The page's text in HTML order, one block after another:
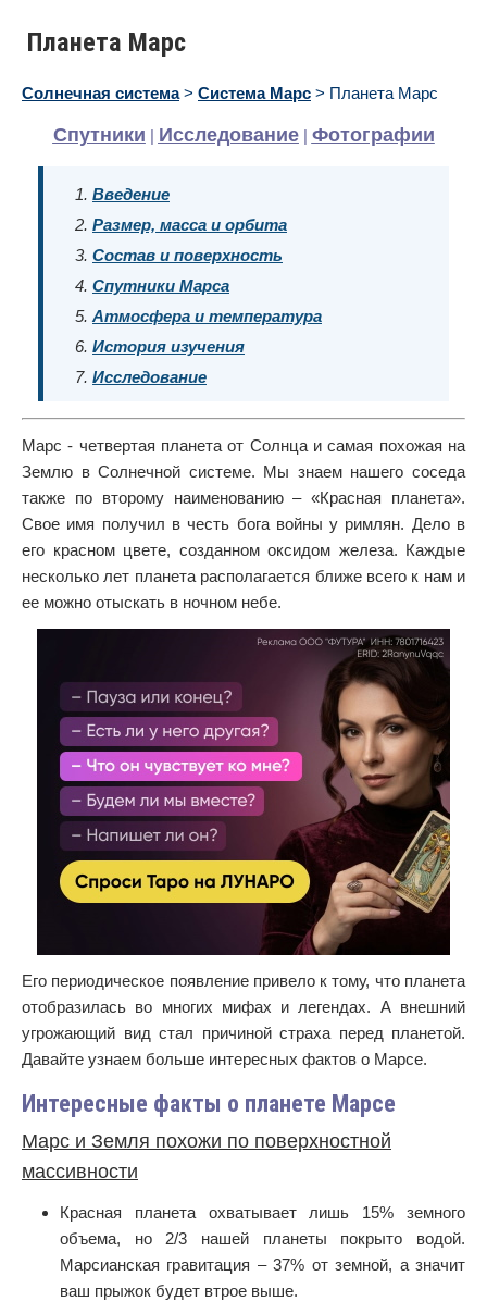
Планета Марс
Солнечная система> Система Марс > Планета Марс
Спутники | Исследование| Фотографии
Введение
Размер, масса и орбита
Состав и поверхность
Спутники Марса
Атмосфера и температура
История изучения
Исследование
Марс - четвертая планета от Солнца и самая похожая на
Землю в Солнечной системе. Мы знаем нашего соседа
также по второму наименованию – «Красная планета».
Свое имя получил в честь бога войны у римлян. Дело в
его красном цвете, созданном оксидом железа. Каждые
несколько лет планета располагается ближе всего к нам и
ее можно отыскать в ночном небе.
Его периодическое появление привело к тому, что планета
отобразилась во многих мифах и легендах. А внешний
угрожающий вид стал причиной страха перед планетой.
Давайте узнаем больше интересных фактов о Марсе.
Интересные факты о планете Марсе
Марс и Земля похожи по поверхностной
массивности
Красная планета охватывает лишь 15% земного
объема, но 2/3 нашей планеты покрыто водой.
Марсианская гравитация – 37% от земной, а значит
ваш прыжок будет втрое выше.